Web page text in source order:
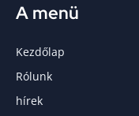
A menü
Kezdőlap
Rólunk
hírek